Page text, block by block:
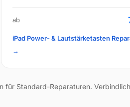
ab
iPad Power- & Lautstärketasten
→
für Standard-Reparaturen.